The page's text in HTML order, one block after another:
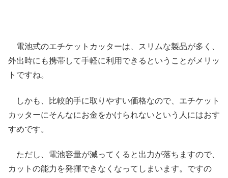
電池式のエチケットカッターは、スリムな製品が多く、
外出時にも携帯して手軽に利用できるということがメリッ
トですね。
しかも、比較的手に取りやすい価格なので、エチケット
カッターにそんなにお金をかけられないという人にはおす
すめです。
ただし、電池容量が減ってくると出力が落ちますので、
カットの能力を発揮できなくなってしまいます。ですの